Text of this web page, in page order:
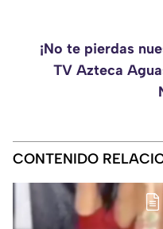
¡No te pierdas
TV Azteca
CONTENIDO